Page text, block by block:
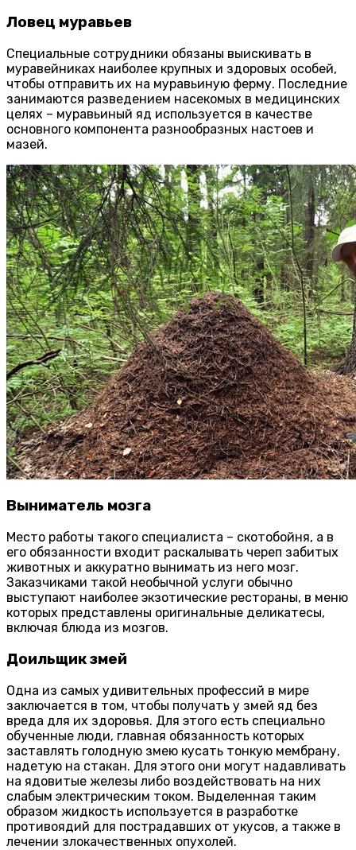
Ловец муравьев
Специальные сотрудники обязаны выискивать в
муравейниках наиболее крупных и здоровых особей,
чтобы отправить их на муравьиную ферму. Последние
занимаются разведением насекомых в медицинских
целях – муравьиный яд используется в качестве
основного компонента разнообразных настоев и
мазей.
Выниматель мозга
Место работы такого специалиста – скотобойня, а в
его обязанности входит раскалывать череп забитых
животных и аккуратно вынимать из него мозг.
Заказчиками такой необычной услуги обычно
выступают наиболее экзотические рестораны, в меню
которых представлены оригинальные деликатесы,
включая блюда из мозгов.
Доильщик змей
Одна из самых удивительных профессий в мире
заключается в том, чтобы получать у змей яд без
вреда для их здоровья. Для этого есть специально
обученные люди, главная обязанность которых
заставлять голодную змею кусать тонкую мембрану,
надетую на стакан. Для этого они могут надавливать
на ядовитые железы либо воздействовать на них
слабым электрическим током. Выделенная таким
образом жидкость используется в разработке
противоядий для пострадавших от укусов, а также в
лечении злокачественных опухолей.